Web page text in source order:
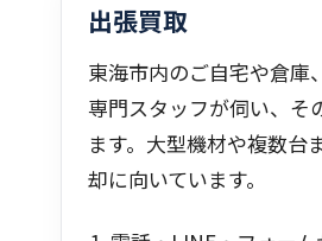
出張買取
東海市内のご自宅や倉庫
専門スタッフが伺い、そ
ます。大型機材や複数台
却に向いています。